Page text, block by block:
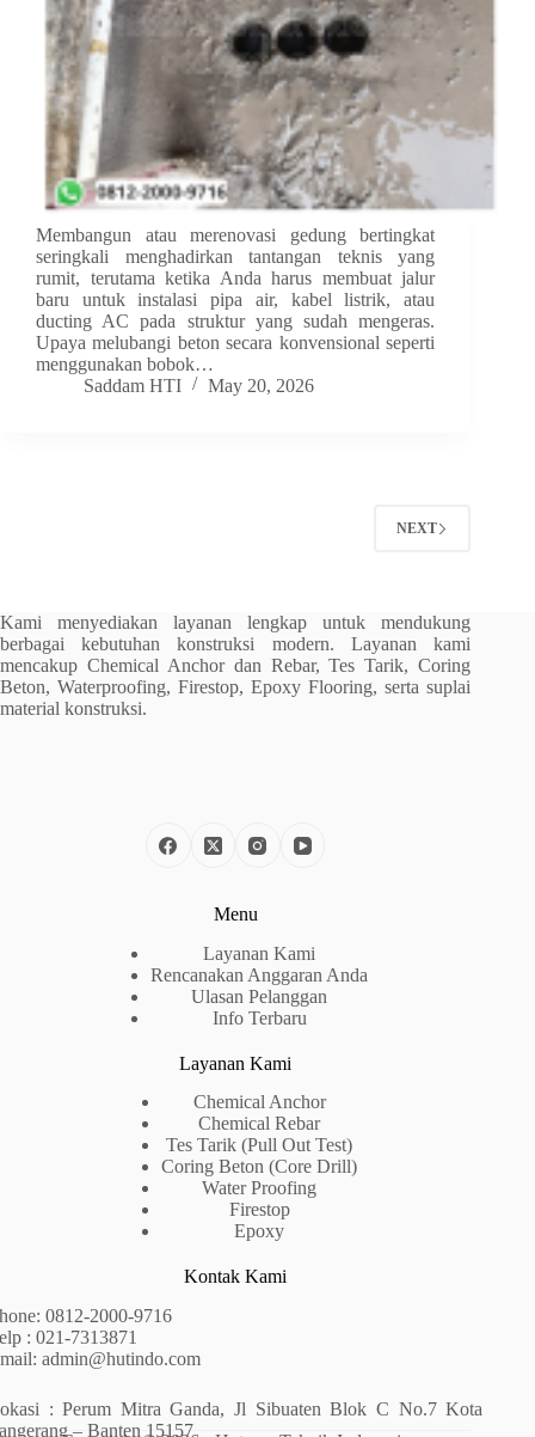
Membangun atau merenovasi gedung bertingkat
seringkali menghadirkan tantangan teknis yang
rumit, terutama ketika Anda harus membuat jalur
baru untuk instalasi pipa air, kabel listrik, atau
ducting AC pada struktur yang sudah mengeras.
Upaya melubangi beton secara konvensional seperti
menggunakan bobok…
Saddam HTI
May 20, 2026
NEXT
Kami menyediakan layanan lengkap untuk mendukung
berbagai kebutuhan konstruksi modern. Layanan kami
mencakup Chemical Anchor dan Rebar, Tes Tarik, Coring
Beton, Waterproofing, Firestop, Epoxy Flooring, serta suplai
material konstruksi.
Menu
Layanan Kami
Rencanakan Anggaran Anda
Ulasan Pelanggan
Info Terbaru
Layanan Kami
Chemical Anchor
Chemical Rebar
Tes Tarik (Pull Out Test)
Coring Beton (Core Drill)
Water Proofing
Firestop
Epoxy
Kontak Kami
0812-2000-9716
: 021-7313871
admin@hutindo.com
:Perum Mitra Ganda, Jl Sibuaten Blok C No.7 Kota
– Banten 15157